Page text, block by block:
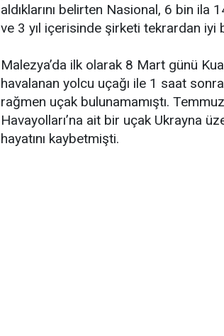
aldıklarını belirten Nasional, 6 bin ila
ve 3 yıl içerisinde şirketi tekrardan
Malezya’da ilk olarak 8 Mart günü
havalanan yolcu uçağı ile 1 saat
rağmen uçak bulunamamıştı.
Havayolları’na ait bir uçak Ukrayna
hayatını kaybetmişti.